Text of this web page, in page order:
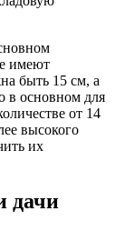
имеют
быть 15 см, а
в основном для
от 14
высокого
их
дачи